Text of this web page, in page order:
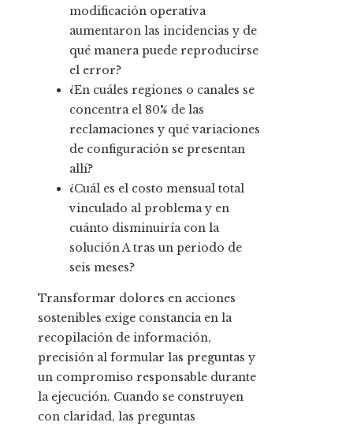
modificación operativa
aumentaron las incidencias y de
qué manera puede reproducirse
el error?
¿En cuáles regiones o canales se
concentra el 80% de las
reclamaciones y qué variaciones
de configuración se presentan
allí?
¿Cuál es el costo mensual total
vinculado al problema y en
cuánto disminuiría con la
solución A tras un periodo de
seis meses?
Transformar dolores en acciones
sostenibles exige constancia en la
recopilación de información,
precisión al formular las preguntas y
un compromiso responsable durante
la ejecución. Cuando se construyen
con claridad, las preguntas